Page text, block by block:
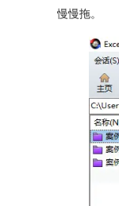
慢慢拖。